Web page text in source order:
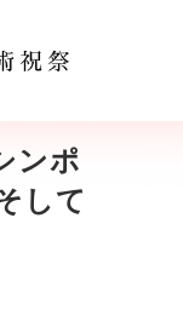
ンポ
して